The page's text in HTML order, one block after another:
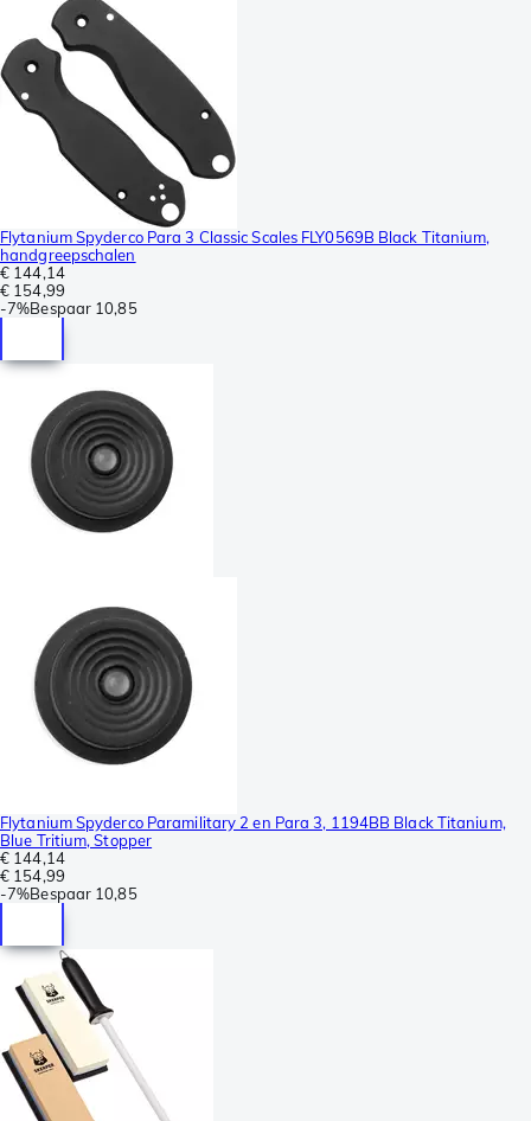
Flytanium Spyderco Para 3 Classic Scales FLY0569B Black Titanium,
handgreepschalen
€ 144,14
€ 154,99
-7%Bespaar 10,85
Flytanium Spyderco Paramilitary 2 en Para 3, 1194BB Black Titanium,
Blue Tritium, Stopper
€ 144,14
€ 154,99
-7%Bespaar 10,85